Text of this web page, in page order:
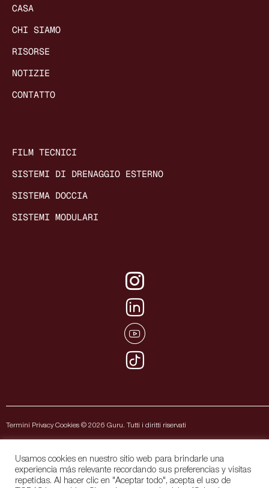
CASA
CHI SIAMO
RISORSE
NOTIZIE
CONTATTO
FILM TECNICI
SISTEMI DI DRENAGGIO ESTERNO
SISTEMA DOCCIA
SISTEMI MODULARI
Termini Privacy Cookies © 2026 Guru. Tutti i diritti riservati
Usamos cookies en nuestro sitio web para brindarle una
experiencia más relevante recordando sus preferencias y visitas
repetidas. Al hacer clic en "Aceptar todo", acepta el uso de